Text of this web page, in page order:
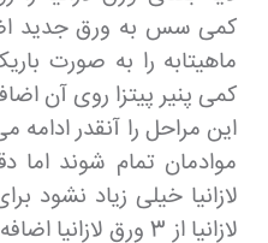
کمی سس به ورق جدید
ماهیتابه را به صورت
کمی پنیر پیتزا روی آن
این مراحل را آنقدر ادامه
موادمان تمام شوند اما
لازانیا خیلی زیاد نشود
لازانیا از 3 ورق